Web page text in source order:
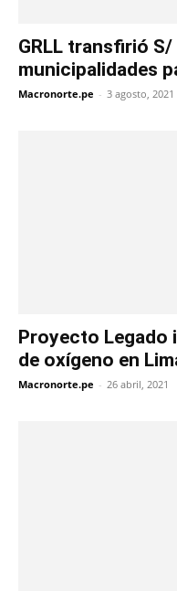
GRLL transfirió
municipalidades
Macronorte.pe - 3 agosto, 2021
Proyecto Legado
de oxígeno en
Macronorte.pe - 26 abril, 2021